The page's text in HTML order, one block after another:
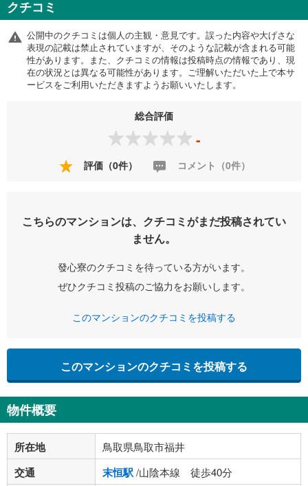
クチコミ
公開中のクチコミは個人の主観・意見です。誤った内容や大げさな
表現の記載は禁止されていますが、そのような記載が含まれる可能
性があります。また、クチコミの情報は投稿時点の情報であり、現
在の状況とは異なる可能性があります。ご理解いただいた上で本サ
ービスをご利用いただきますようお願いいたします。
総合評価
-
評価（0件） コメント（0件）
こちらのマンションは、クチコミがまだ投稿されてい
ません。
發心寮のクチコミを待っている方がいます。
ぜひクチコミ投稿のご協力をお願いします。
このマンションのクチコミを投稿する
このマンションのクチコミを投稿する
物件概要
所在地 鳥取県鳥取市福井
交通 末恒駅/山陰本線 徒歩40分